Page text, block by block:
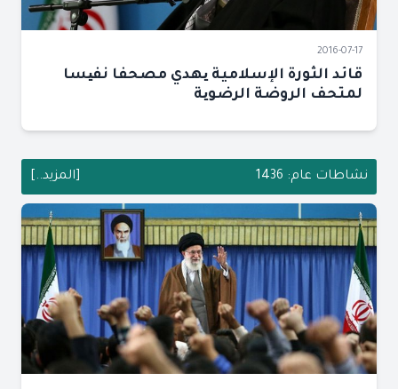
2016-07-17
قائد الثورة الإسلامية یهدي مصحفا نفیسا
لمتحف الروضة الرضویة
نشاطات عام: 1436 [المزيد..]